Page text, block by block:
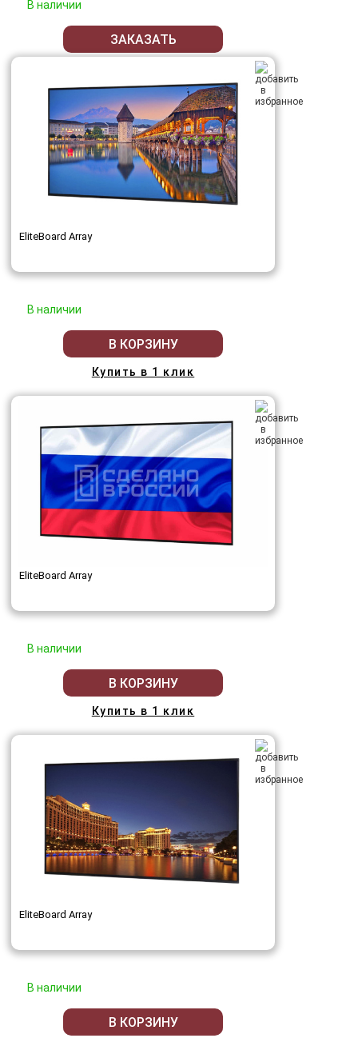
В наличии
ЗАКАЗАТЬ
EliteBoard Array
В наличии
В КОРЗИНУ
Купить в 1 клик
EliteBoard Array
В наличии
В КОРЗИНУ
Купить в 1 клик
EliteBoard Array
В наличии
В КОРЗИНУ